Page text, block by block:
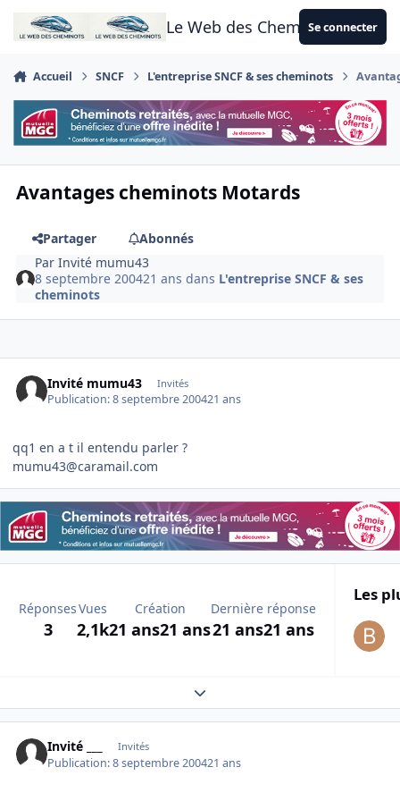
Aller au contenu
Le Web des CheminotsSe connecter
Accueil SNCF L'entreprise SNCF & ses cheminots
Avantages cheminots Motards
Partager
Abonnés
ParInvité mumu43
8 septembre 200421 ans dans L'entreprise SNCF & ses
cheminots
Invité mumu43 Invités
Publication:8 septembre 200421 ans
qq1 en a t il entendu parler ?
mumu43@caramail.com
Réponses
3
Vues
2,1k
Création
21 ans21 ans
Dernière réponse
21 ans21 ans
Les
Expand topic overview
Invité ___ Invités
Publication:8 septembre 200421 ans